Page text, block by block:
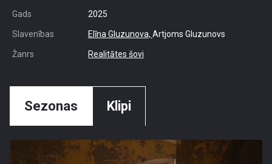
Gads 2025
Slavenības Elīna Gluzunova, Artjoms Gluzunovs
Žanrs Realitātes šovi
Sezonas Klipi